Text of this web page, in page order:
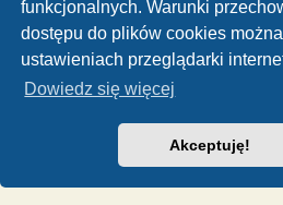
funkcjonalnych. Warunki
dostępu do plików cookies
ustawieniach przeglądarki
Dowiedz się więcej
Akceptuję!
Technologię dostarcza
phpBB
® Forum
Polski pakiet językowy
Zasady ochrony danych